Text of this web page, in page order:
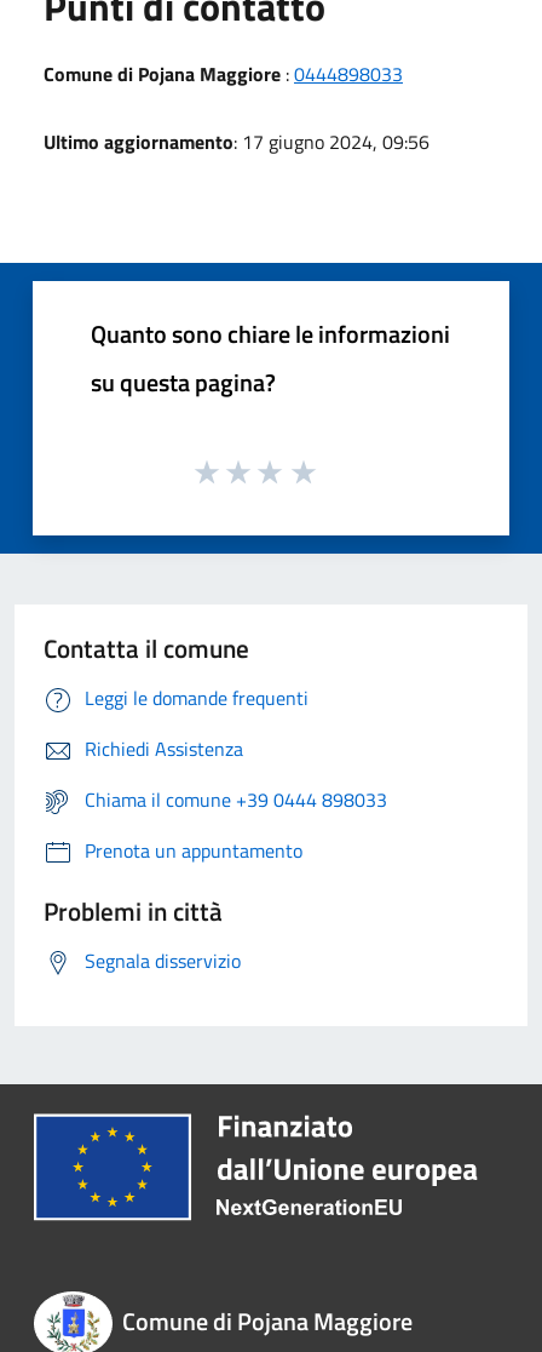
Comune di Pojana Maggiore :0444898033
Ultimo aggiornamento: 17 giugno 2024, 09:56
Quanto sono chiare le informazioni
su questa pagina?
Contatta il comune
Leggi le domande frequenti
Richiedi Assistenza
Chiama il comune +39 0444 898033
Prenota un appuntamento
Problemi in città
Segnala disservizio
Comune di Pojana Maggiore